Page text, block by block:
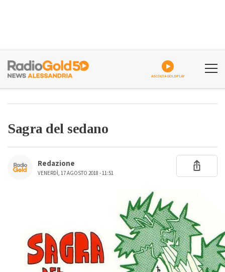
ASCOLTA GOLDPLAY
Sagra del sedano
Redazione
VENERDÌ, 17 AGOSTO 2018 - 11:51